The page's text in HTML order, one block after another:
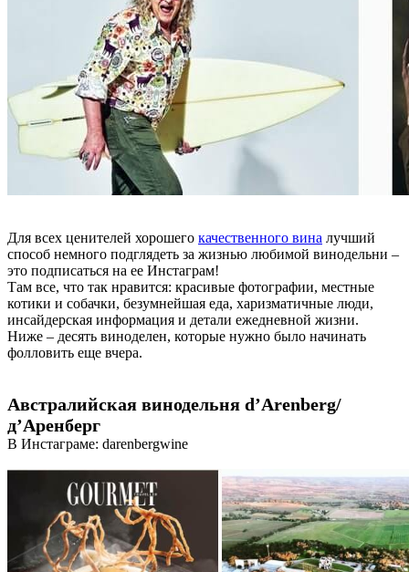
Для всех ценителей хорошего качественного вина лучший
способ немного подглядеть за жизнью любимой винодельни –
это подписаться на ее Инстаграм!
Там все, что так нравится: красивые фотографии, местные
котики и собачки, безумнейшая еда, харизматичные люди,
инсайдерская информация и детали ежедневной жизни.
Ниже – десять виноделен, которые нужно было начинать
фолловить еще вчера.
Австралийская винодельня d’Arenberg/
д’Аренберг
В Инстаграме: darenbergwine